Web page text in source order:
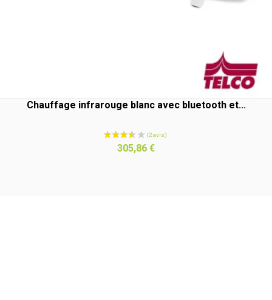
Chauffage infrarouge blanc avec bluetooth et...
Prix
305,86 €